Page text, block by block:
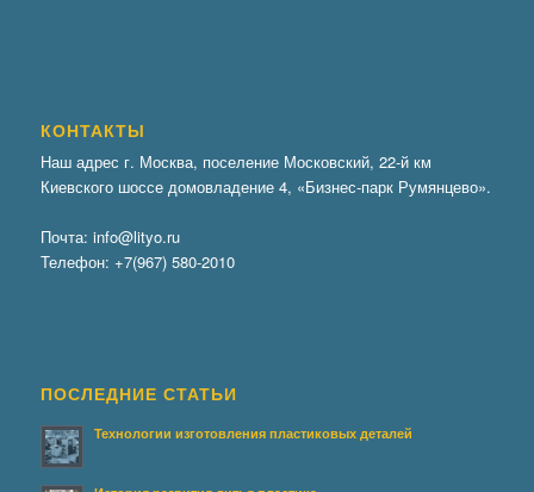
КОНТАКТЫ
Наш адрес г. Москва, поселение Московский, 22-й км
Киевского шоссе домовладение 4, «Бизнес-парк Румянцево».
Почта: info@lityo.ru
Телефон: +7(967) 580-2010
ПОСЛЕДНИЕ СТАТЬИ
Технологии изготовления пластиковых деталей